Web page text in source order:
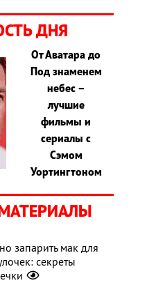
ДНЯ
От Аватара до
Под знаменем
небес –
лучшие
фильмы и
сериалы с
Сэмом
Уортингтоном
запарить мак для
секреты